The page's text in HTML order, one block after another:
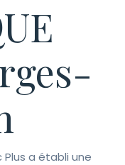
a établi une